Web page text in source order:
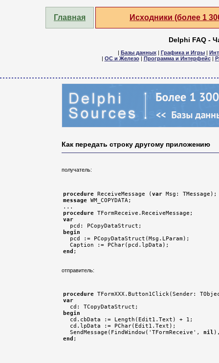
Главная Исходники (более 1
Delphi FAQ -
| Базы данных| Графика и Игры|
| ОС и Железо| Программа и Интерфейс|
Как передать строку другому приложению
получатель:
procedure ReceiveMessage (var
message WM_COPYDATA;
procedure
var
begin
pcd := PCopyDataStruct(Msg.LParam);
end
отправитель:
procedure
var
begin
cd.cbData := Length(Edit1.Text) + 1;
  cd.lpData := PChar(Edit1.Text);
  SendMessage(FindWindow('TFormReceive',
nil
end